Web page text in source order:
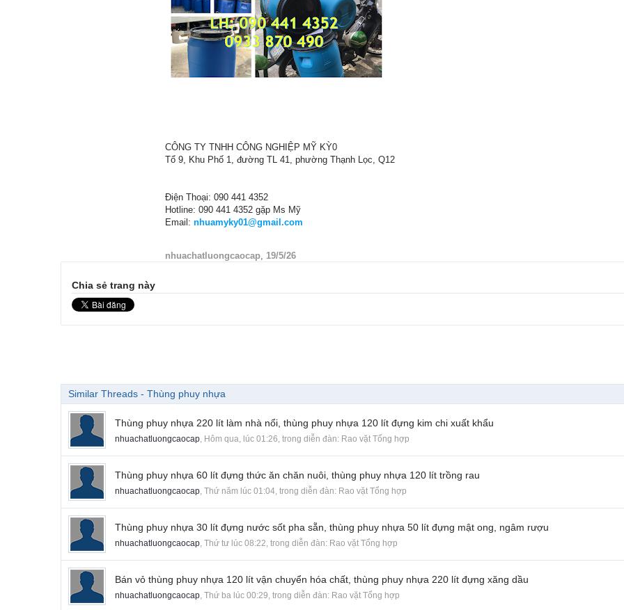
CÔNG TY TNHH CÔNG NGHIỆP MỸ KỲ0
Tổ 9, Khu Phố 1, đường TL 41, phường Thạnh Lọc, Q12
Điện Thoại: 090 441 4352
Hotline: 090 441 4352 gặp Ms Mỹ
Email: nhuamyky01@gmail.com
nhuachatluongcaocap, 19/5/26
Chia sẻ trang này
Similar Threads - Thùng phuy nhựa
Thùng phuy nhựa 220 lít làm nhà nổi, thùng phuy nhựa 120 lít đựng kim chi xuất khẩu
nhuachatluongcaocap, Hôm qua, lúc 01:26, trong diễn đàn: Rao vặt Tổng hợp
Thùng phuy nhựa 60 lít đựng thức ăn chăn nuôi, thùng phuy nhựa 120 lít trồng rau
nhuachatluongcaocap, Thứ năm lúc 01:04, trong diễn đàn: Rao vặt Tổng hợp
Thùng phuy nhựa 30 lít đựng nước sốt pha sẵn, thùng phuy nhựa 50 lít đựng mật ong, ngâm rượu
nhuachatluongcaocap, Thứ tư lúc 08:22, trong diễn đàn: Rao vặt Tổng hợp
Bán vỏ thùng phuy nhựa 120 lít vận chuyển hóa chất, thùng phuy nhựa 220 lít đựng xăng dầu
nhuachatluongcaocap, Thứ ba lúc 00:29, trong diễn đàn: Rao vặt Tổng hợp